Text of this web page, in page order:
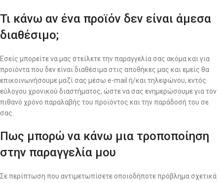
Τι κάνω αν ένα προϊόν δεν είναι άμεσα
διαθέσιμο;
Εσείς μπορείτε να μας στείλετε την παραγγελία σας ακόμα και για
προϊόντα που δεν είναι διαθέσιμα στις αποθήκες μας και εμείς θα
επικοινωνήσουμε μαζί σας μέσω e-mail ή/και τηλεφώνου, εντός
εύλογου χρονικού διαστήματος, ώστε να σας ενημερώσουμε για τον
πιθανό χρόνο παραλαβής του προϊόντος και την παράδοσή του σε
σας.
Πως μπορώ να κάνω μια τροποποίηση
στην παραγγελία μου
Σε περίπτωση που αντιμετωπίσετε οποιοδήποτε πρόβλημα σχετικά